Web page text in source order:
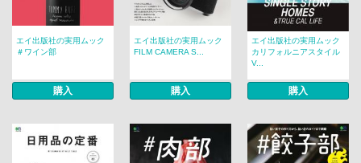
エイ出版社の実用ムック
＃ワイン部
購入
エイ出版社の実用ムック
FILM CAMERA S...
購入
エイ出版社の実用ムック
カリフォルニアスタイル
V...
購入